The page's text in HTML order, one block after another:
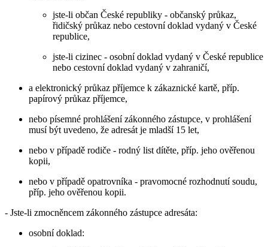
jste-li občan České republiky - občanský průkaz,
řidičský průkaz nebo cestovní doklad vydaný v České
republice,
jste-li cizinec - osobní doklad vydaný v České republice
nebo cestovní doklad vydaný v zahraničí,
a elektronický průkaz příjemce k zákaznické kartě, příp.
papírový průkaz příjemce,
nebo písemné prohlášení zákonného zástupce, v prohlášení
musí být uvedeno, že adresát je mladší 15 let,
nebo v případě rodiče - rodný list dítěte, příp. jeho ověřenou
kopii,
nebo v případě opatrovníka - pravomocné rozhodnutí soudu,
příp. jeho ověřenou kopii.
- Jste-li zmocněncem zákonného zástupce adresáta:
osobní doklad: